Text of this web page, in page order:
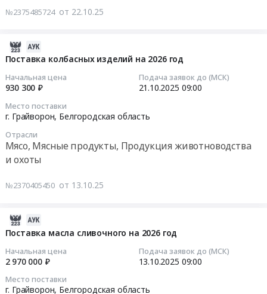
№2375485724 от 22.10.25
Поставка колбасных изделий на 2026 год
Начальная цена
930 300 ₽
Подача заявок до (МСК)
21.10.2025 09:00
Место поставки
г. Грайворон, Белгородская область
Отрасли
Мясо, Мясные продукты, Продукция животноводства
и охоты
№2370405450 от 13.10.25
Поставка масла сливочного на 2026 год
Начальная цена
2 970 000 ₽
Подача заявок до (МСК)
13.10.2025 09:00
Место поставки
г. Грайворон, Белгородская область